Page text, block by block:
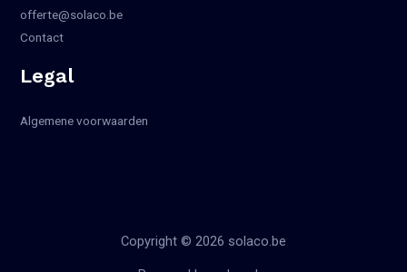
offerte@solaco.be
Contact
Legal
Algemene voorwaarden
Copyright © 2026 solaco.be